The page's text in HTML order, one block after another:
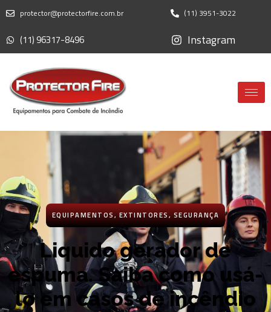
protector@protectorfire.com.br (11) 3951-3022
(11) 96317-8496 Instagram
EQUIPAMENTOS,EXTINTORES,SEGURANÇA
Liquido gerador de
espuma. Saiba como usá-
lo em casos de incêndio